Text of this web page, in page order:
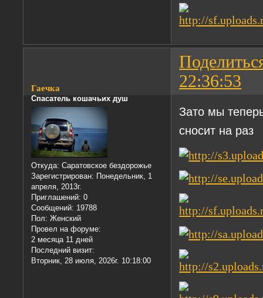
22:36:53
Гаечка
Спасатель кошачьих душ
Откуда: Саратовское бездорожье
Зарегистрирован: Понедельник, 1
апреля, 2013г.
Приглашений: 0
Сообщений: 19788
Пол: Женский
Провел на форуме:
2 месяца 11 дней
Последний визит:
Вторник, 28 июля, 2026г. 10:18:00
Зато мы
сносит на раз